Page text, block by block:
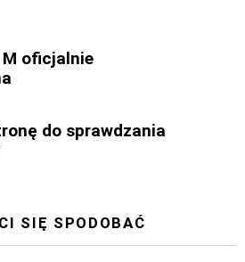
oficjalnie
do sprawdzania
SIĘ SPODOBAĆ